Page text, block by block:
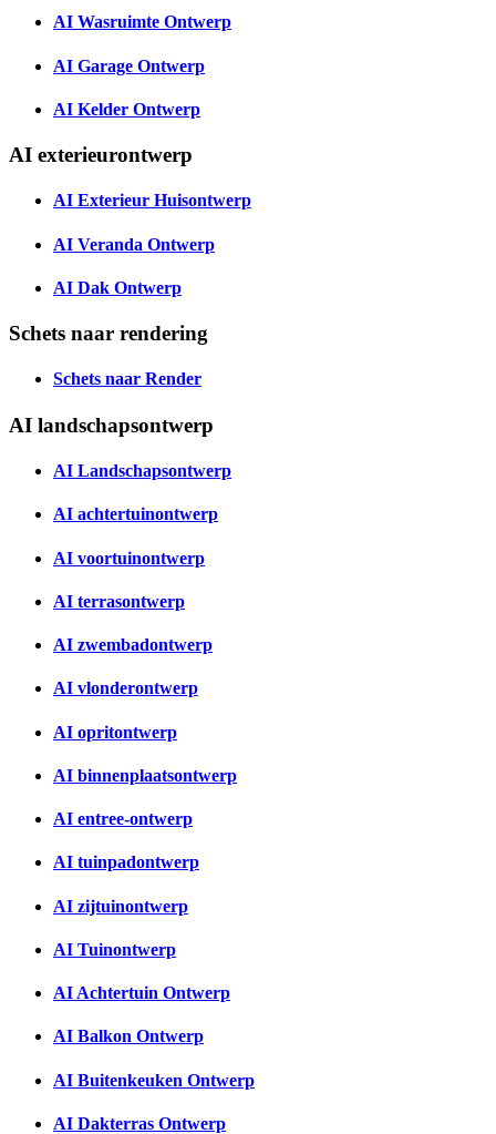
AI Wasruimte Ontwerp
AI Garage Ontwerp
AI Kelder Ontwerp
AI exterieurontwerp
AI Exterieur Huisontwerp
AI Veranda Ontwerp
AI Dak Ontwerp
Schets naar rendering
Schets naar Render
AI landschapsontwerp
AI Landschapsontwerp
AI achtertuinontwerp
AI voortuinontwerp
AI terrasontwerp
AI zwembadontwerp
AI vlonderontwerp
AI opritontwerp
AI binnenplaatsontwerp
AI entree-ontwerp
AI tuinpadontwerp
AI zijtuinontwerp
AI Tuinontwerp
AI Achtertuin Ontwerp
AI Balkon Ontwerp
AI Buitenkeuken Ontwerp
AI Dakterras Ontwerp